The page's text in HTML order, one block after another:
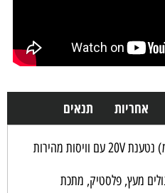
אחריות תנאים
מלטשת אקצנטרית "5 (125 מ"מ) נטענת 20V עם וויסות מהירות
מעץ, פלסטיק, מתכת